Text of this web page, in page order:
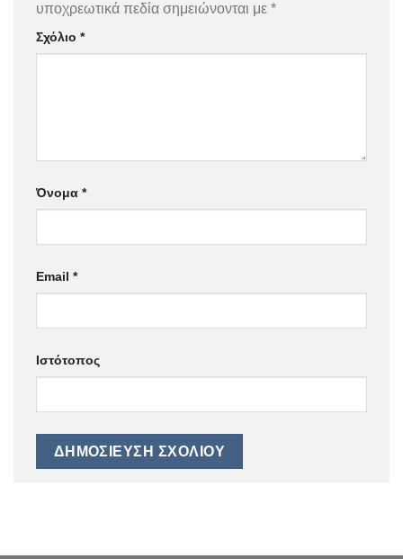
υποχρεωτικά πεδία σημειώνονται με *
Σχόλιο *
Όνομα *
Email *
Ιστότοπος